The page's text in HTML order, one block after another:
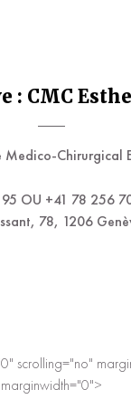
: CMC
Medico-Chirurgical
OU +41 78 256
78, 1206
scrolling="no"
marginwidth="0">